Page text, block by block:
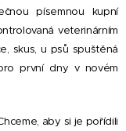
písemnou kupní
veterinárním
skus, u psů spuštěná
první dny v novém
aby si je pořídili